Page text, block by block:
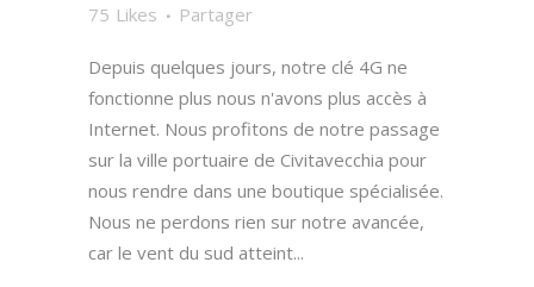
75 Likes Partager
Depuis quelques jours, notre clé 4G ne
fonctionne plus nous n'avons plus accès à
Internet. Nous profitons de notre passage
sur la ville portuaire de Civitavecchia pour
nous rendre dans une boutique spécialisée.
Nous ne perdons rien sur notre avancée,
car le vent du sud atteint...